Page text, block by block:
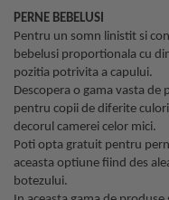
PERNE BEBELUSI
Pentru un somn linistit si
bebelusi proportionala cu
pozitia potrivita a capului.
Descopera o gama vasta
pentru copii de diferite
decorul camerei celor mici.
Poti opta gratuit pentru
aceasta optiune fiind des
botezului.